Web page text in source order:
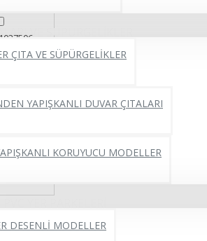
VE SÜPÜRGELİKLER
ÇITA VE SÜPÜRGELİKLER
YAPIŞKANLI DUVAR ÇITALARI
KORUYUCU MODELLER
DESENLİ MODELLER
3 Boyutlu